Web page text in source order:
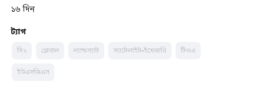
১৬ দিন
ট্যাগ
সি২ গ্লোবাল ল্যান্ডস্যাট স্যাটেলাইট-ইমেজারি টিওএ
ইউএসজিএস